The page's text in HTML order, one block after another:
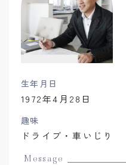
生年月日
1972年4月28日
趣味
ドライブ・車いじり
Message